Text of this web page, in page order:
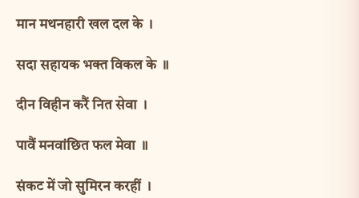
मान मथनहारी खल दल के ।
सदा सहायक भक्त विकल के ॥
दीन विहीन करैं नित सेवा ।
पावैं मनवांछित फल मेवा ॥
संकट में जो सुमिरन करहीं ।